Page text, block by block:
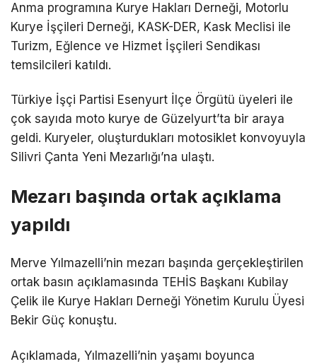
Anma programına Kurye Hakları Derneği, Motorlu
Kurye İşçileri Derneği, KASK-DER, Kask Meclisi ile
Turizm, Eğlence ve Hizmet İşçileri Sendikası
temsilcileri katıldı.
Türkiye İşçi Partisi Esenyurt İlçe Örgütü üyeleri ile
çok sayıda moto kurye de Güzelyurt’ta bir araya
geldi. Kuryeler, oluşturdukları motosiklet konvoyuyla
Silivri Çanta Yeni Mezarlığı’na ulaştı.
Mezarı başında ortak açıklama
yapıldı
Merve Yılmazelli’nin mezarı başında gerçekleştirilen
ortak basın açıklamasında TEHİS Başkanı Kubilay
Çelik ile Kurye Hakları Derneği Yönetim Kurulu Üyesi
Bekir Güç konuştu.
Açıklamada, Yılmazelli’nin yaşamı boyunca